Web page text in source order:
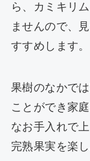
ら、カミキリ
ませんので、
すすめします。
果樹のなかで
ことができ家
なお手入れで
完熟果実を楽